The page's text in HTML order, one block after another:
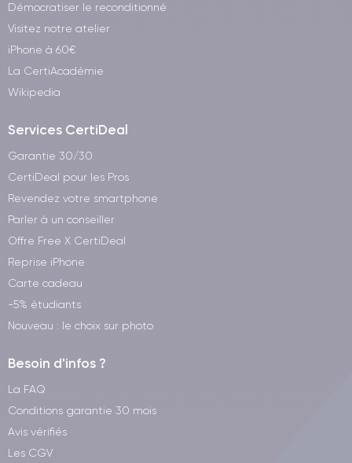
Démocratiser le reconditionné
Visitez notre atelier
iPhone à 60€
La CertiAcadémie
Wikipedia
Services CertiDeal
Garantie 30/30
CertiDeal pour les Pros
Revendez votre smartphone
Parler à un conseiller
Offre Free X CertiDeal
Reprise iPhone
Carte cadeau
-5% étudiants
Nouveau : le choix sur photo
Besoin d'infos ?
La FAQ
Conditions garantie 30 mois
Avis vérifiés
Les CGV